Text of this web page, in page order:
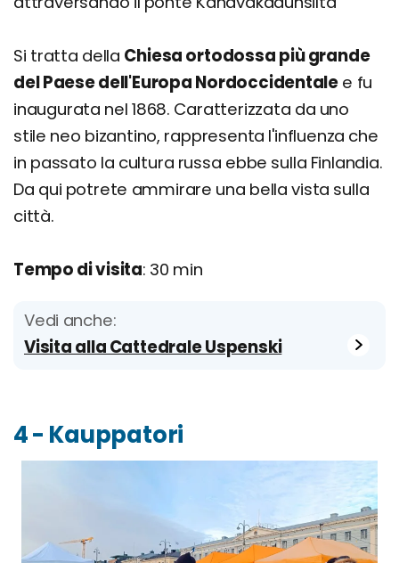
Si tratta della Chiesa ortodossa più grande
del Paese dell'Europa Nordoccidentale e fu
inaugurata nel 1868. Caratterizzata da uno
stile neo bizantino, rappresenta l'influenza che
in passato la cultura russa ebbe sulla Finlandia.
Da qui potrete ammirare una bella vista sulla
città.
Tempo di visita: 30 min
Vedi anche:
Visita alla Cattedrale Uspenski
4 - Kauppatori